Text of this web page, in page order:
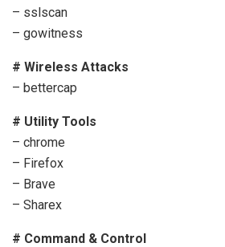
– sslscan
– gowitness
# Wireless Attacks
– bettercap
# Utility Tools
– chrome
– Firefox
– Brave
– Sharex
# Command & Control